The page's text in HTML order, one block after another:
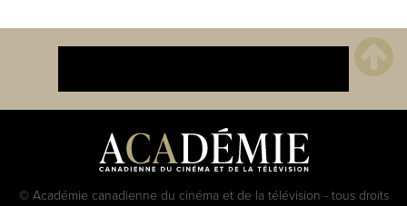
© Académie canadienne du cinéma et de la télévision - tous droits